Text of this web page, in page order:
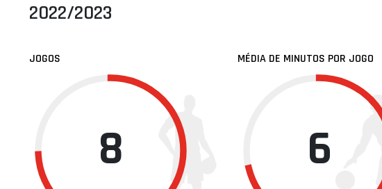
2022/2023
JOGOS
8
MÉDIA DE MINUTOS POR JOGO
6